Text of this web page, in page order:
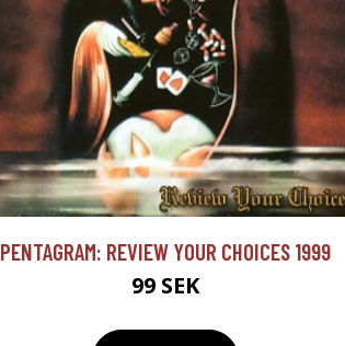
PENTAGRAM: REVIEW YOUR CHOICES 1999
99 SEK